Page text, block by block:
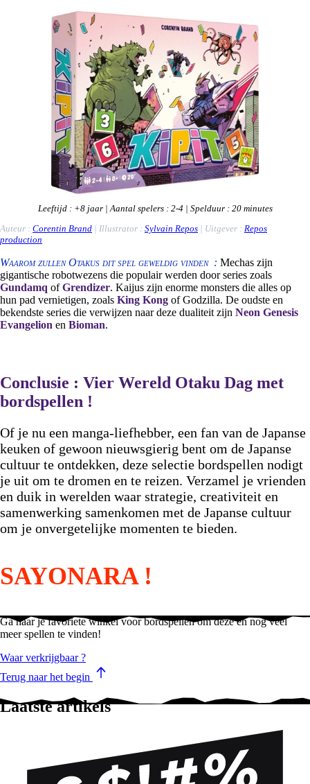
Leeftijd : +8 jaar | Aantal spelers : 2-4 | Spelduur : 20 minutes
Auteur : Corentin Brand | Illustrator : Sylvain Repos | Uitgever : Repos
production
Waarom zullen Otakus dit spel geweldig vinden : Mechas zijn
gigantische robotwezens die populair werden door series zoals
Gundamq ofGrendizer. Kaijus zijn enorme monsters die alles op
hun pad vernietigen, zoals King Kong of Godzilla. De oudste en
bekendste series die verwijzen naar deze dualiteit zijn Neon Genesis
Evangelion en Bioman.
Conclusie : Vier Wereld Otaku Dag met
bordspellen !
Of je nu een manga-liefhebber, een fan van de Japanse
keuken of gewoon nieuwsgierig bent om de Japanse
cultuur te ontdekken, deze selectie bordspellen nodigt
je uit om te dromen en te reizen. Verzamel je vrienden
en duik in werelden waar strategie, creativiteit en
samenwerking samenkomen met de Japanse cultuur
om je onvergetelijke momenten te bieden.
SAYONARA !
Ga naar je favoriete winkel voor bordspellen om deze en nog veel
meer spellen te vinden!
Waar verkrijgbaar ?
Terug naar het begin
Laatste artikels